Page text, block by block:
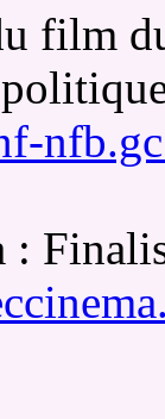
film
: